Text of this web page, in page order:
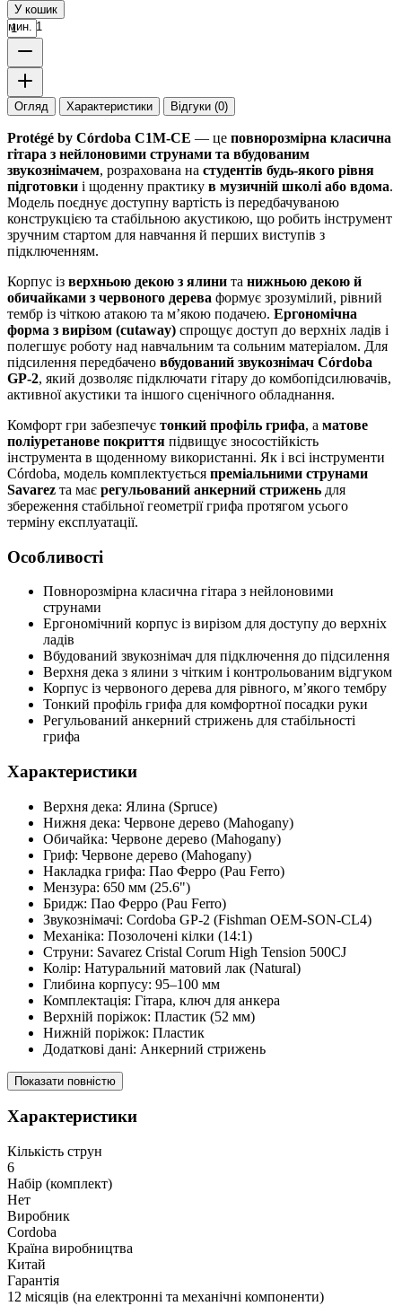
У кошик
мин. 1
Огляд Характеристики Відгуки (0)
Protégé by Córdoba C1M-CE — це повнорозмірна класична
гітара з нейлоновими струнами та вбудованим
звукознімачем, розрахована на студентів будь-якого рівня
підготовки і щоденну практику в музичній школі або вдома.
Модель поєднує доступну вартість із передбачуваною
конструкцією та стабільною акустикою, що робить інструмент
зручним стартом для навчання й перших виступів з
підключенням.
Корпус із верхньою декою з ялини та нижньою декою й
обичайками з червоного дерева формує зрозумілий, рівний
тембр із чіткою атакою та м’якою подачею. Ергономічна
форма з вирізом (cutaway) спрощує доступ до верхніх ладів і
полегшує роботу над навчальним та сольним матеріалом. Для
підсилення передбачено вбудований звукознімач Córdoba
GP-2, який дозволяє підключати гітару до комбопідсилювачів,
активної акустики та іншого сценічного обладнання.
Комфорт гри забезпечує тонкий профіль грифа, а матове
поліуретанове покриття підвищує зносостійкість
інструмента в щоденному використанні. Як і всі інструменти
Córdoba, модель комплектується преміальними струнами
Savarez та має регульований анкерний стрижень для
збереження стабільної геометрії грифа протягом усього
терміну експлуатації.
Особливості
Повнорозмірна класична гітара з нейлоновими
струнами
Ергономічний корпус із вирізом для доступу до верхніх
ладів
Вбудований звукознімач для підключення до підсилення
Верхня дека з ялини з чітким і контрольованим відгуком
Корпус із червоного дерева для рівного, м’якого тембру
Тонкий профіль грифа для комфортної посадки руки
Регульований анкерний стрижень для стабільності
грифа
Характеристики
Верхня дека: Ялина (Spruce)
Нижня дека: Червоне дерево (Mahogany)
Обичайка: Червоне дерево (Mahogany)
Гриф: Червоне дерево (Mahogany)
Накладка грифа: Пао Ферро (Pau Ferro)
Мензура: 650 мм (25.6")
Бридж: Пао Ферро (Pau Ferro)
Звукознімачі: Cordoba GP-2 (Fishman OEM-SON-CL4)
Механіка: Позолочені кілки (14:1)
Струни: Savarez Cristal Corum High Tension 500CJ
Колір: Натуральний матовий лак (Natural)
Глибина корпусу: 95–100 мм
Комплектація: Гітара, ключ для анкера
Верхній поріжок: Пластик (52 мм)
Нижній поріжок: Пластик
Додаткові дані: Анкерний стрижень
Показати повністю
Характеристики
Кількість струн
6
Набір (комплект)
Нет
Виробник
Cordoba
Країна виробництва
Китай
Гарантія
12 місяців (на електронні та механічні компоненти)